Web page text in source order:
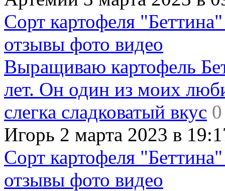
Сорт картофеля
отзывы фото видео
Выращиваю картофель
лет. Он один из моих
слегка сладковатый вкус 0
Игорь 2 марта 2023 в
Сорт картофеля
отзывы фото видео